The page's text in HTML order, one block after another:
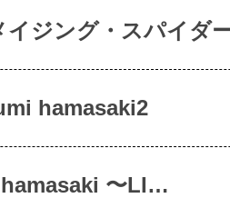
イジング・スパイダ
hamasaki2
〜LI…